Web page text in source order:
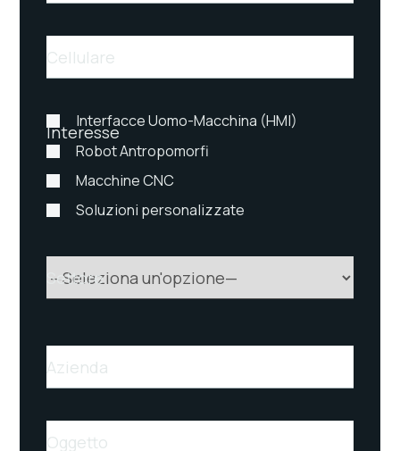
Cellulare
Interfacce Uomo-Macchina (HMI)
Robot Antropomorfi
Macchine CNC
Soluzioni personalizzate
Interesse
Settore
Azienda
Oggetto